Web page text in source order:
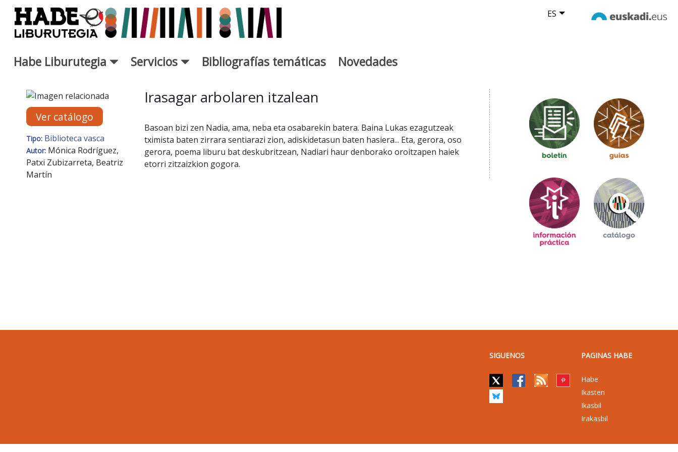
Saltar al contenido principal ES
Habe Liburutegia Servicios Bibliografías temáticas Novedades
Ficha de Novedades - Liburutegia
Ver catálogo
Tipo: Biblioteca vasca
Autor: Mónica Rodríguez,
Patxi Zubizarreta, Beatriz
Martín
Irasagar arbolaren itzalean
Basoan bizi zen Nadia, ama, neba eta osabarekin batera. Baina Lukas ezagutzeak
tximista baten zirrara sentiarazi zion, adiskidetasun baten hasiera... Eta, gerora, oso
gerora, poema liburu bat deskubritzean, Nadiari haur denborako oroitzapen haiek
etorri zitzaizkion gogora.
SIGUENOS PAGINAS HABE
Habe
Ikasten
Ikasbil
Irakasbil